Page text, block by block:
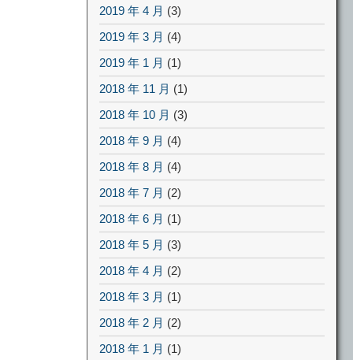
2019 年 4 月 (3)
2019 年 3 月 (4)
2019 年 1 月 (1)
2018 年 11 月 (1)
2018 年 10 月 (3)
2018 年 9 月 (4)
2018 年 8 月 (4)
2018 年 7 月 (2)
2018 年 6 月 (1)
2018 年 5 月 (3)
2018 年 4 月 (2)
2018 年 3 月 (1)
2018 年 2 月 (2)
2018 年 1 月 (1)